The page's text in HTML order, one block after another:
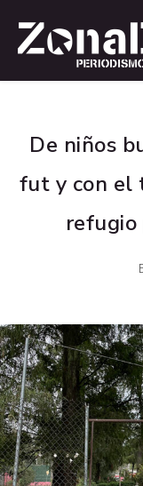
De niños
fut y con el
refugio